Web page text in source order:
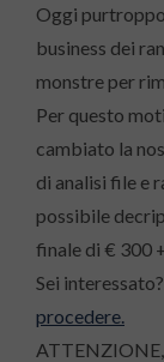
Oggi
business dei
monstre per
Per questo
cambiato la
di analisi file e
possibile
finale di € 300
Sei interessato?
procedere.